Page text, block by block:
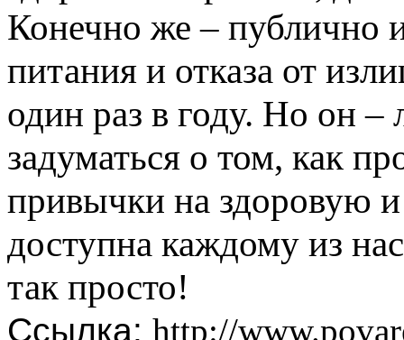
Конечно же – публично
питания и отказа от
один раз в году. Но он
задуматься о том, как
привычки на здоровую
доступна каждому из
так просто!
Ссылка: http://